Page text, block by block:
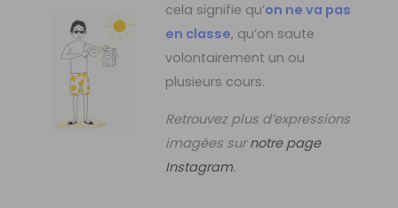
cela signifie qu’on ne va pas
en classe, qu’on saute
volontairement un ou
plusieurs cours.
Retrouvez plus d’expressions
imagées surnotre page
Instagram.